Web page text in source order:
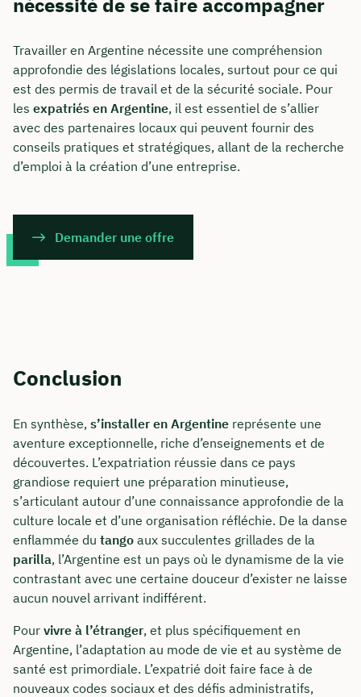
Travailler en Argentine nécessite une compréhension
approfondie des législations locales, surtout pour ce qui
est des permis de travail et de la sécurité sociale. Pour
les expatriés en Argentine, il est essentiel de s’allier
avec des partenaires locaux qui peuvent fournir des
conseils pratiques et stratégiques, allant de la recherche
d’emploi à la création d’une entreprise.
Demander une offre
Conclusion
En synthèse, s’installer en Argentine représente une
aventure exceptionnelle, riche d’enseignements et de
découvertes. L’expatriation réussie dans ce pays
grandiose requiert une préparation minutieuse,
s’articulant autour d’une connaissance approfondie de la
culture locale et d’une organisation réfléchie. De la danse
enflammée du tango aux succulentes grillades de la
parilla, l’Argentine est un pays où le dynamisme de la vie
contrastant avec une certaine douceur d’exister ne laisse
aucun nouvel arrivant indifférent.
Pour vivre à l’étranger, et plus spécifiquement en
Argentine, l’adaptation au mode de vie et au système de
santé est primordiale. L’expatrié doit faire face à de
nouveaux codes sociaux et des défis administratifs,